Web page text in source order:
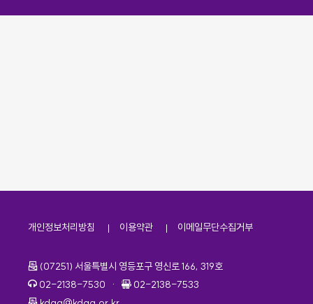
개인정보처리방침 이용약관 이메일무단수집거부
주소
(07251) 서울특별시 영등포구 영신로 166, 319호
전화번호
02-2138-7530 · 팩스번호
02-2138-7533